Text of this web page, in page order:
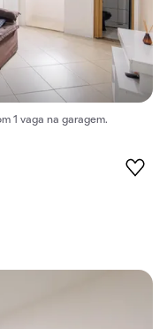
1 vaga na garagem.